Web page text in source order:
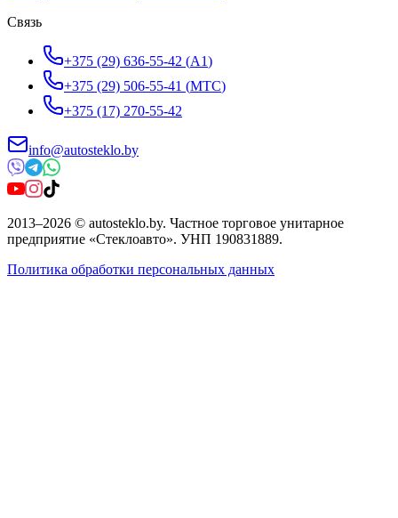
Связь
+375 (29) 636-55-42 (A1)
+375 (29) 506-55-41 (МТС)
+375 (17) 270-55-42
info@autosteklo.by
2013–2026 © autosteklo.by. Частное торговое унитарное
предприятие «Стеклоавто». УНП 190831889.
Политика обработки персональных данных